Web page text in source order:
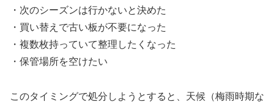
・次のシーズンは行かないと決めた
・買い替えで古い板が不要になった
・複数枚持っていて整理したくなった
・保管場所を空けたい
このタイミングで処分しようとすると、天候（梅雨時期な